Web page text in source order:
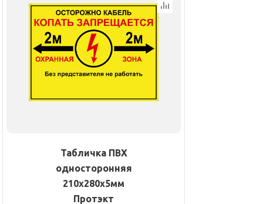
Табличка ПВХ
односторонняя
210х280х5мм
Протэкт